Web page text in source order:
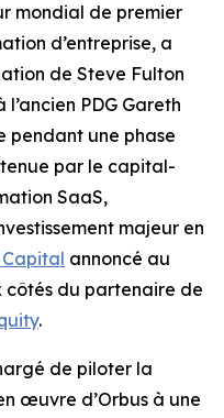
mondial de premier
d’entreprise, a
de Steve Fulton
PDG Gareth
pendant une phase
par le capital-
SaaS,
majeur en
Capital annoncé au
côtés du partenaire de
.
de piloter la
œuvre d’Orbus à une